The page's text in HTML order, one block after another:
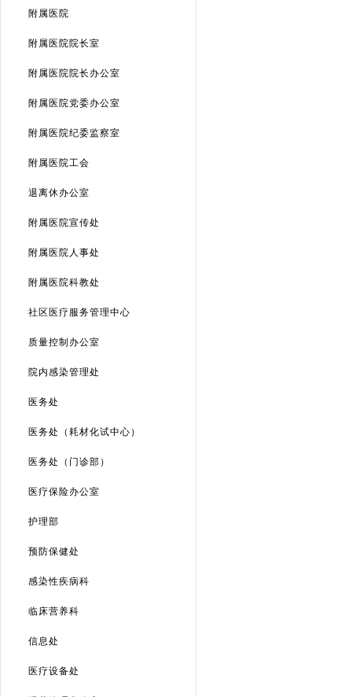
附属医院
附属医院院长室
附属医院院长办公室
附属医院党委办公室
附属医院纪委监察室
附属医院工会
退离休办公室
附属医院宣传处
附属医院人事处
附属医院科教处
社区医疗服务管理中心
质量控制办公室
院内感染管理处
医务处
医务处（耗材化试中心）
医务处（门诊部）
医疗保险办公室
护理部
预防保健处
感染性疾病科
临床营养科
信息处
医疗设备处